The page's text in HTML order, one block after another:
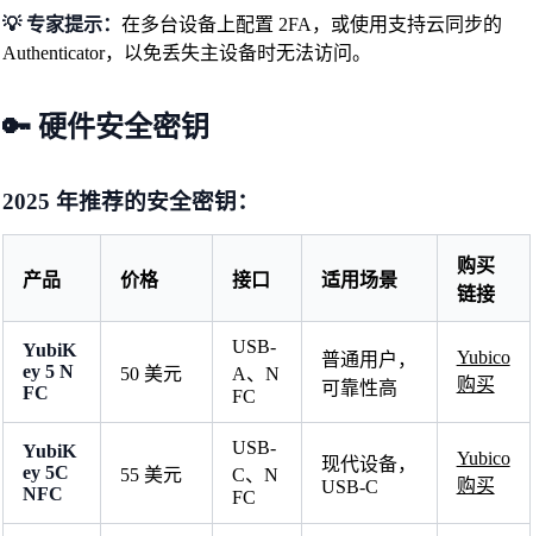
💡 专家提示： 在多台设备上配置 2FA，或使用支持云同步的
Authenticator，以免丢失主设备时无法访问。
🔑 硬件安全密钥
2025 年推荐的安全密钥：
产品 价格 接口 适用场景
购买
链接
YubiK
ey 5 N
FC
50 美元
USB-
A、N
FC
普通用户，
可靠性高
Yubico
购买
YubiK
ey 5C
NFC
55 美元
USB-
C、N
FC
现代设备，
USB-C
Yubico
购买